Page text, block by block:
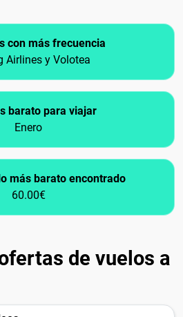
con más frecuencia
Airlines y Volotea
barato para viajar
Enero
más barato encontrado
60.00€
de vuelos a